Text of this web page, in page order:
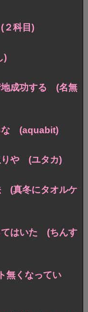
２科目)
)
地成功する (名無
な (aquabit)
りや (ユタカ)
(真冬にタオルケ
てはいた (ちんす
無くなってい